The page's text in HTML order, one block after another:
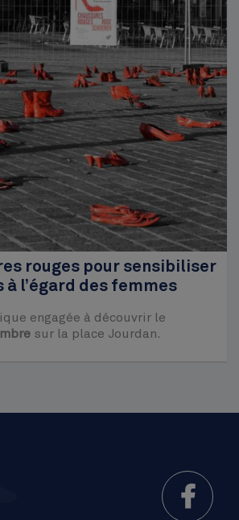
rouges pour sensibiliser
à l’égard des femmes
engagée à découvrir le
sur la place Jourdan.